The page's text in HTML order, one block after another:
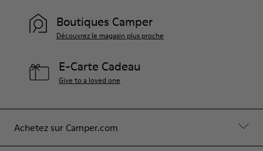
Achetez sur Camper.com
Boutiques Camper
Découvrez le magasin plus proche
E-Carte Cadeau
Give to a loved one